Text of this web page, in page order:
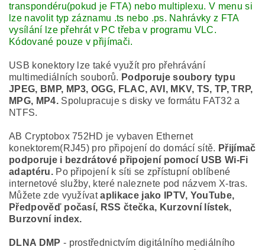
transpondéru(pokud je FTA) nebo multiplexu. V menu si
lze navolit typ záznamu .ts nebo .ps. Nahrávky z FTA
vysílání lze přehrát v PC třeba v programu VLC.
Kódované pouze v přijímači.
USB konektory lze také využít pro přehrávání
multimediálních souborů. Podporuje soubory typu
JPEG, BMP, MP3, OGG, FLAC, AVI, MKV, TS, TP, TRP,
MPG, MP4.Spolupracuje s disky ve formátu FAT32 a
NTFS.
AB Cryptobox 752HD je vybaven Ethernet
konektorem(RJ45) pro připojení do domácí sítě. Přijímač
podporuje i bezdrátové připojení pomocí USB Wi-Fi
adaptéru.Po připojení k síti se zpřístupní oblíbené
internetové služby, které naleznete pod názvem X-tras.
Můžete zde využívataplikace jako IPTV, YouTube,
Předpověď počasí, RSS čtečka, Kurzovní lístek,
Burzovní index.
DLNA DMP - prostřednictvím digitálního mediálního